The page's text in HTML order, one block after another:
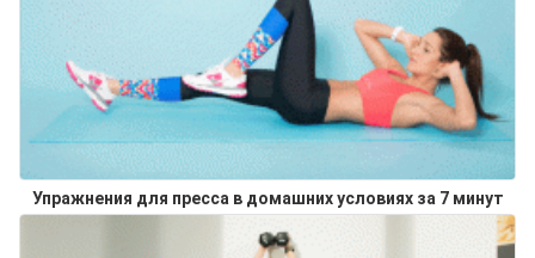
Упражнения для пресса в домашних условиях за 7 минут